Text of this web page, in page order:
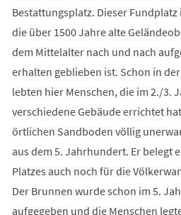
Bestattungsplatz. Dieser
die über 1500 Jahre alte
dem Mittelalter nach und nach
erhalten geblieben ist. Schon in
lebten hier Menschen, die im 2./3.
verschiedene Gebäude errichtet
örtlichen Sandboden völlig
aus dem 5. Jahrhundert. Er belegt
Platzes auch noch für die
Der Brunnen wurde schon im 5.
aufgegeben und die Menschen